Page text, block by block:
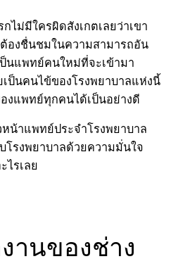
ม่มีใครผิดสังเกตเลยว่าเขา
องชื่นชมในความสามารถอัน
ป็นแพทย์คนใหม่ที่จะเข้ามา
ป็นคนไข้ของโรงพยาบาลแห่งนี้
งแพทย์ทุกคนได้เป็นอย่างดี
น้าแพทย์ประจำโรงพยาบาล
โรงพยาบาลด้วยความมั่นใจ
ไรเลย
านของช่าง